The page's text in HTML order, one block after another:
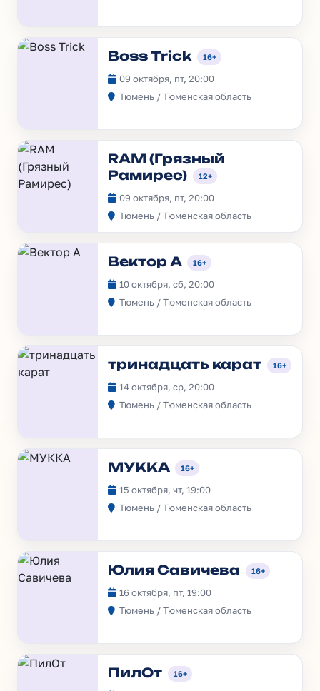
Boss Trick 16+
09 октября, пт, 20:00
Тюмень / Тюменская область
RAM (Грязный
Рамирес)
12+
09 октября, пт, 20:00
Тюмень / Тюменская область
Вектор А 16+
10 октября, сб, 20:00
Тюмень / Тюменская область
тринадцать карат 16+
14 октября, ср, 20:00
Тюмень / Тюменская область
МУККА 16+
15 октября, чт, 19:00
Тюмень / Тюменская область
Юлия Савичева 16+
16 октября, пт, 19:00
Тюмень / Тюменская область
ПилОт 16+